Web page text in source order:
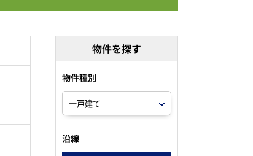
物件を探す
物件種別
沿線